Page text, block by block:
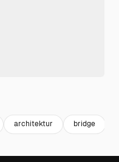
architektur bridge